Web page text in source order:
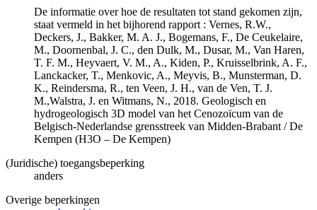
De informatie over hoe de resultaten tot stand gekomen zijn,
staat vermeld in het bijhorend rapport : Vernes, R.W.,
Deckers, J., Bakker, M. A. J., Bogemans, F., De Ceukelaire,
M., Doornenbal, J. C., den Dulk, M., Dusar, M., Van Haren,
T. F. M., Heyvaert, V. M., A., Kiden, P., Kruisselbrink, A. F.,
Lanckacker, T., Menkovic, A., Meyvis, B., Munsterman, D.
K., Reindersma, R., ten Veen, J. H., van de Ven, T. J.
M.,Walstra, J. en Witmans, N., 2018. Geologisch en
hydrogeologisch 3D model van het Cenozoïcum van de
Belgisch-Nederlandse grensstreek van Midden-Brabant / De
Kempen (H3O – De Kempen)
(Juridische) toegangsbeperking
anders
Overige beperkingen